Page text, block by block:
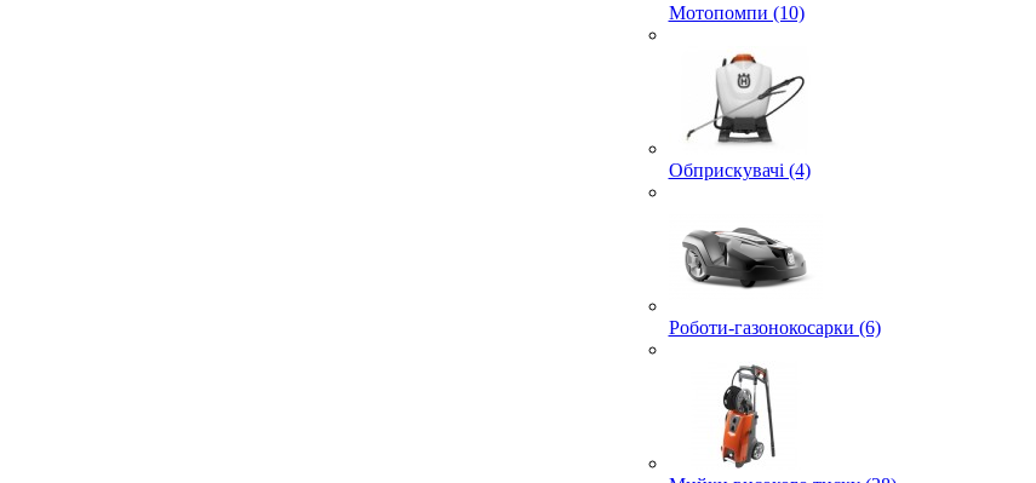
Мотопомпи (10)
Обприскувачі (4)
Роботи-газонокосарки (6)